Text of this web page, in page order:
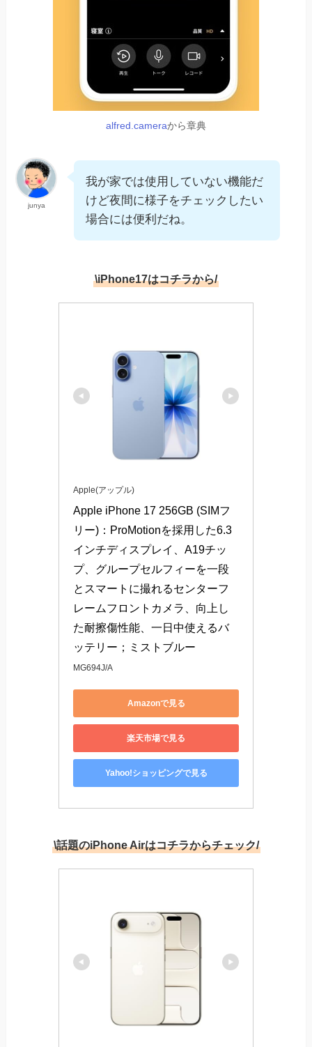
alfred.cameraから章典
junya
我が家では使用していない機能だ
けど夜間に様子をチェックしたい
場合には便利だね。
\iPhone17はコチラから/
Apple(アップル)
Apple iPhone 17 256GB (SIMフ
リー)：ProMotionを採用した6.3
インチディスプレイ、A19チッ
プ、グループセルフィーを一段
とスマートに撮れるセンターフ
レームフロントカメラ、向上し
た耐擦傷性能、一日中使えるバ
ッテリー；ミストブルー
MG694J/A
Amazonで見る
楽天市場で見る
Yahoo!ショッピングで見る
\話題のiPhone Airはコチラからチェック/